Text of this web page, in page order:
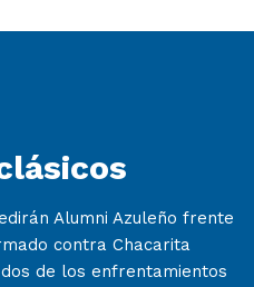
Alumni Azuleño frente
contra Chacarita
de los enfrentamientos